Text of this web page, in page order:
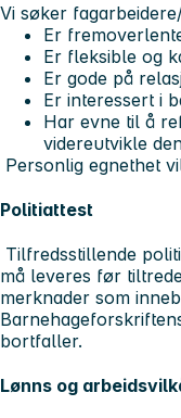
Vi søker
Er
Er fleksible og
Er gode på
Er interessert i
Har evne til å
videreutvikle
Personlig egnethet
Politiattest
Tilfredsstillende
må leveres før
merknader som
bortfaller.
Lønns og